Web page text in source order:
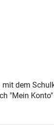
dem
"Mein